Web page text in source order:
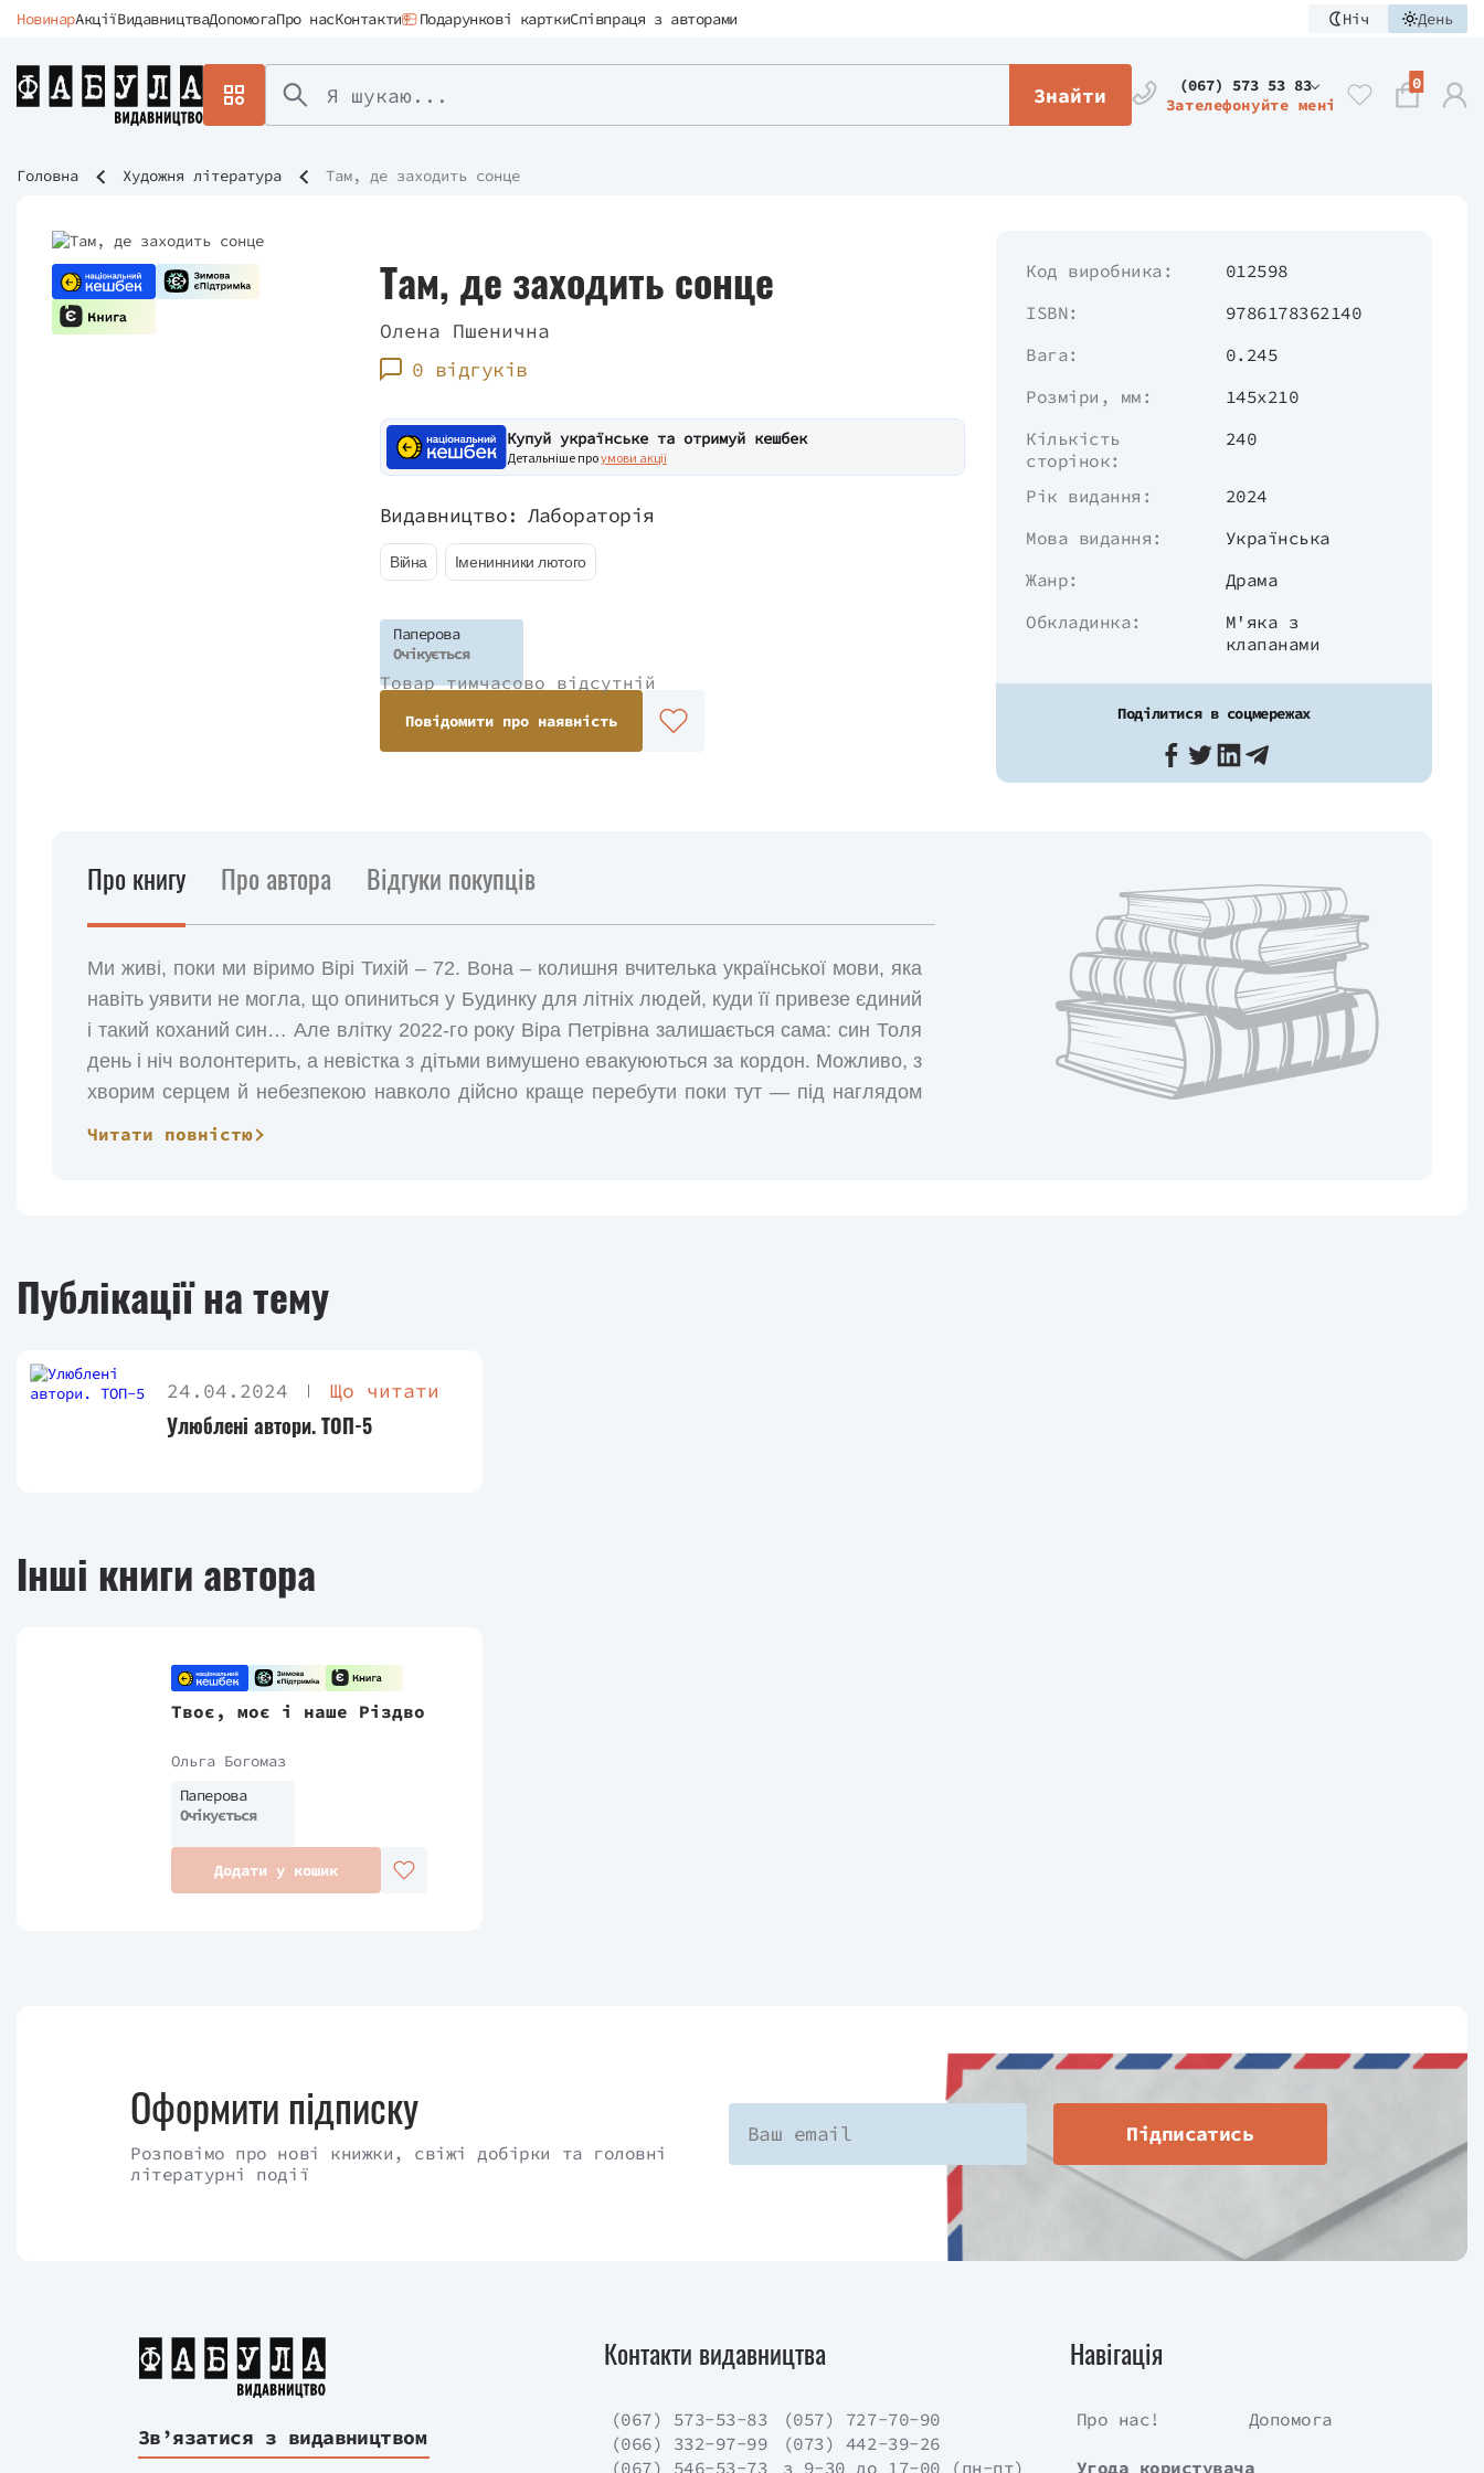
НовинарАкціїВидавництваДопомогаПро насКонтакти Подарункові карткиСпівпраця з авторами Ніч День
Знайти
(067) 573 53 83
Зателефонуйте мені
0
Головна Художня література Там, де заходить сонце
Там, де заходить сонце
Олена Пшенична
0 відгуків
Купуй українське та отримуй кешбек
Детальніше проумови акції
Видавництво: Лабораторія
Війна Іменинники лютого
Паперова
Очікується
Товар тимчасово відсутній
Повідомити про наявність
Код виробника:
012598
ISBN:
9786178362140
Вага:
0.245
Розміри, мм:
145х210
Кількість
сторінок:
240
Рік видання:
2024
Мова видання:
Українська
Жанр:
Драма
Обкладинка:
М'яка з
клапанами
Поділитися в соцмережах
Про книгу Про автора Відгуки покупців
Ми живі, поки ми віримо Вірі Тихій – 72. Вона – колишня вчителька української мови, яка
навіть уявити не могла, що опиниться у Будинку для літніх людей, куди її привезе єдиний
і такий коханий син… Але влітку 2022-го року Віра Петрівна залишається сама: син Толя
день і ніч волонтерить, а невістка з дітьми вимушено евакуюються за кордон. Можливо, з
хворим серцем й небезпекою навколо дійсно краще перебути поки тут — під наглядом
медиків, у компанії «однолітків»? Та замість відкритих, гостинних стареньких жінка
на його заході.
Читати повністю
Публікації на тему
24.04.2024 Що читати
Улюблені автори. ТОП-5
Інші книги автора
Твоє, моє і наше Різдво
Ольга Богомаз
Паперова
Очікується
Додати у кошик
Оформити підписку
Розповімо про нові книжки, свіжі добірки та головні
літературні події
Підписатись
Зв’язатися з видавництвом
Контакти видавництва
(067) 573-53-83
(057) 727-70-90
(066) 332-97-99
(073) 442-39-26
(067) 546-53-73
з 9-30 до 17-00 (пн-пт)
Навігація
Про нас! Допомога
Угода користувача